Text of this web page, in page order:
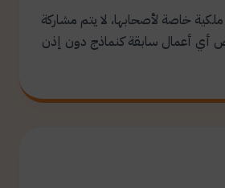
خاصة لأصحابها، لا يتم مشاركة
أي أعمال سابقة كنماذج دون إذن